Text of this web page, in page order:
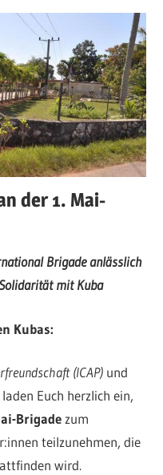
der 1. Mai-
Brigade anlässlich
mit Kuba
Kubas:
(ICAP) und
laden Euch herzlich ein,
Brigadezum
teilzunehmen, die
wird.